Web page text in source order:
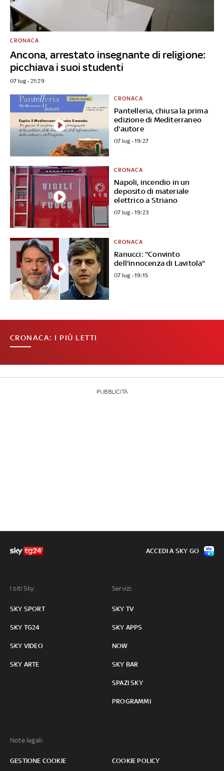
Ancona, arrestato insegnante di religione:
picchiava i suoi studenti
CRONACA
07 lug - 21:29
Pantelleria, chiusa la prima
edizione di Mediterraneo
d'autore
CRONACA
07 lug - 19:27
Napoli, incendio in un
deposito di materiale
elettrico a Striano
CRONACA
07 lug - 19:23
Ranucci: "Convinto
dell'innocenza di Lavitola"
CRONACA
07 lug - 19:15
CRONACA: I PIÙ LETTI
PUBBLICITÀ
I siti Sky:
SKY SPORT
SKY TG24
SKY VIDEO
SKY ARTE
Servizi:
SKY TV
SKY APPS
NOW
SKY BAR
SPAZI SKY
PROGRAMMI
Note legali:
GESTIONE COOKIE COOKIE POLICY
ACCEDI A SKY GO